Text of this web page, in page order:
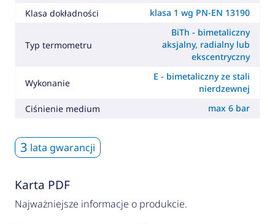
Klasa dokładności
klasa 1 wg PN-EN 13190
Typ termometru
BiTh - bimetaliczny
aksjalny, radialny lub
ekscentryczny
Wykonanie
E - bimetaliczny ze stali
nierdzewnej
Ciśnienie medium
max 6 bar
3 lata gwarancji
Karta PDF
Najważniejsze informacje o produkcie.